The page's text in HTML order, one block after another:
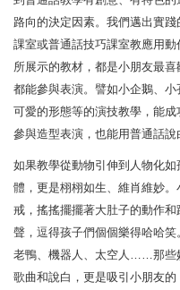
路向的決定因素。我們邁出實
課室或普通話技巧課室教應用
所展示的教材，都是小朋友最
都能參與表演。譬如小企鵝、
可愛的形態等的演技教學，能
參與造型表演，也能用普通話說
如果教學從動物引伸到人物化
體，更是栩栩如生、維肖維妙
戒，搖搖擺擺著大肚子的動作
聲，逗得孩子們個個樂得哈哈
老鴨、機器人、太空人……那些
歌曲和說白，更是吸引小朋友